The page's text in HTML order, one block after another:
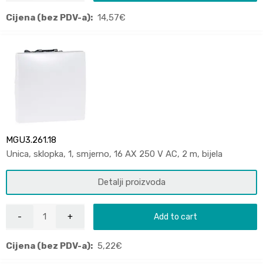
Cijena (bez PDV-a): 14,57€
MGU3.261.18
Unica, sklopka, 1, smjerno, 16 AX 250 V AC, 2 m, bijela
Detalji proizvoda
Add to cart
Cijena (bez PDV-a): 5,22€